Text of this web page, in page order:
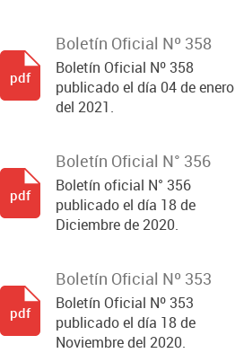
Boletín Oficial Nº 358
Boletín Oficial Nº 358
publicado el día 04 de enero
del 2021.
pdf
Boletín Oficial N° 356
Boletín oficial N° 356
publicado el día 18 de
Diciembre de 2020.
pdf
Boletín Oficial Nº 353
Boletín Oficial Nº 353
publicado el día 18 de
Noviembre del 2020.
pdf